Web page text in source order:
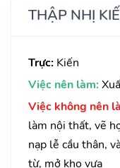
THẬP NHỊ
Trực: Kiến
Việc nên làm:
Việc không nên
làm nội thất, vẽ
nạp lễ cầu thân,
từ, mở kho vựa